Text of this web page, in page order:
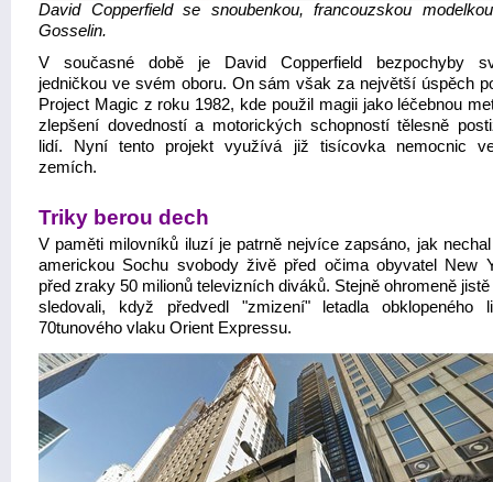
David Copperfield se snoubenkou, francouzskou
Gosselin.
V současné době je David Copperfield bezpochyby
jedničkou ve svém oboru. On sám však za největší úspěch
Project Magic z roku 1982, kde použil magii jako léčebnou
zlepšení dovedností a motorických schopností tělesně
lidí. Nyní tento projekt využívá již tisícovka nemocnic
zemích.
Triky berou dech
V paměti milovníků iluzí je patrně nejvíce zapsáno, jak
americkou Sochu svobody živě před očima obyvatel New
před zraky 50 milionů televizních diváků. Stejně ohromeně
sledovali, když předvedl "zmizení" letadla obklopeného
70tunového vlaku Orient Expressu.